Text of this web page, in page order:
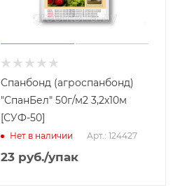
Спанбонд (агроспанбонд)
"СпанБел" 50г/м2 3,2х10м
[СУФ-50]
Нет в наличии Арт.: 124427
23 руб./упак